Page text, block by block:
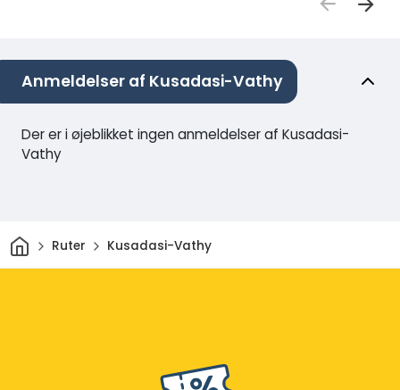
Anmeldelser af Kusadasi-Vathy
Der er i øjeblikket ingen anmeldelser af Kusadasi-
Vathy
HjemRuter Kusadasi-Vathy